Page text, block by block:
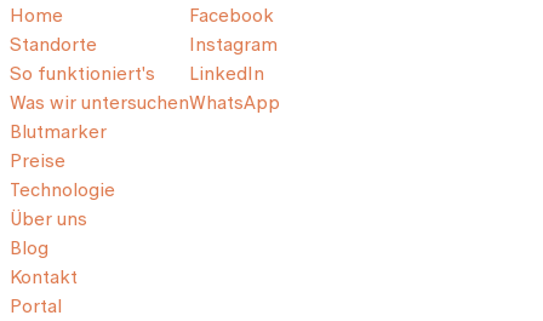
Home
Standorte
So funktioniert's
Was wir untersuchen
Blutmarker
Preise
Technologie
Über uns
Blog
Kontakt
Portal
Facebook
Instagram
LinkedIn
WhatsApp